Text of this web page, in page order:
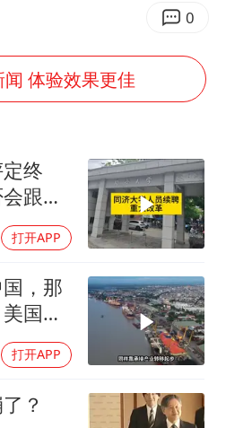
南大数院院长疑辞职信里写不想干了
退回1000亿美元关税
李亚鹏向地铁吐血女孩捐99999元
近照曝光
新华社权威快报|我国编制完成新版全月地质图
曝张一鸣下死命令：不依赖AI蒸馏技术
经济展现强大韧性和活力
0
体验效果更佳
终
跟进
打开APP
，那
国看
打开APP
？